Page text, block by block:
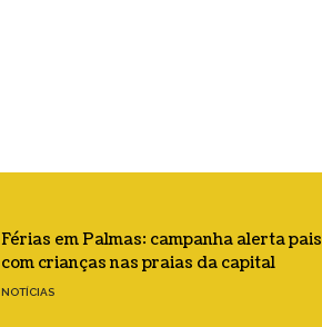
Férias em Palmas: campanha alerta
com crianças nas praias da capital
NOTÍCIAS